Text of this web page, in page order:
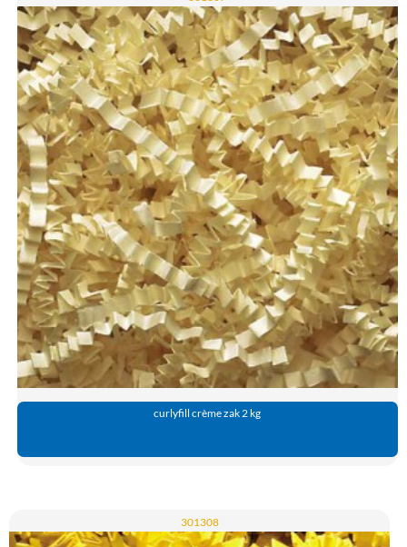
curlyfill crème zak 2 kg
301308